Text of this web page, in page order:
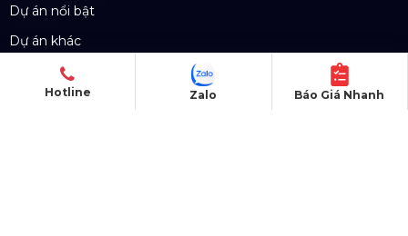
Dự án nổi bật
Dự án khác
Dự án đấu thầu
Hotline Báo Giá Nhanh
Zalo